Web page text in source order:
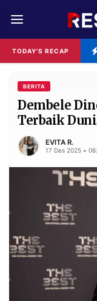
TODAY'S RECAP
REDAKSI
RESOLUSI
RUBRIKASI
EDITORIAL
MANCA
INFORMASI
PRIVACY
POLICY
BERITA
Dembele
Terbaik
EVITA R.
17 Des 2025 •